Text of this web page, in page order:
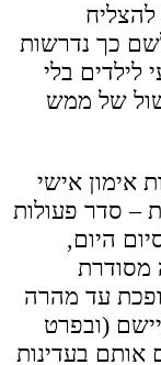
כך נדרשות
לילדים בלי
של ממש
אימון אישי
– סדר פעולות
היום,
מסודרת
עד מהרה
(ובפרט
אותם בעדינות